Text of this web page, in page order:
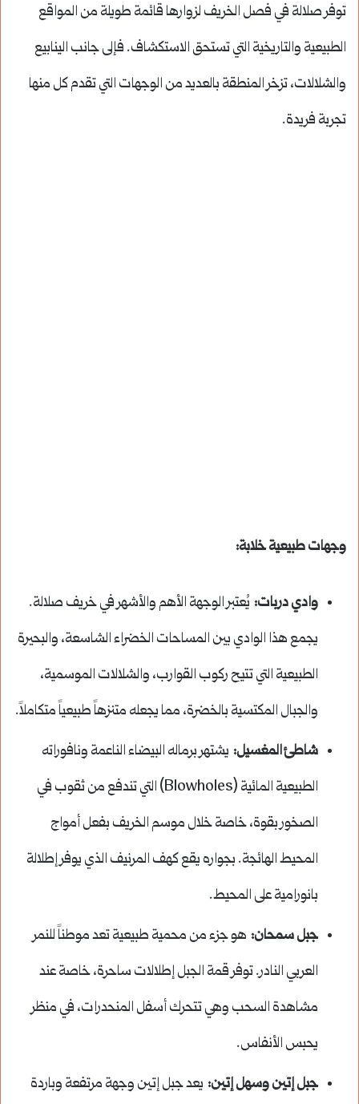
توفر صلالة في فصل الخريف لزوارها قائمة طويلة من المواقع
الطبيعية والتاريخية التي تستحق الاستكشاف. فإلى جانب الينابيع
والشلالات، تزخر المنطقة بالعديد من الوجهات التي تقدم كل منها
تجربة فريدة.
وجهات طبيعية خلابة:
وادي دربات: يُعتبر الوجهة الأهم والأشهر في خريف صلالة.
يجمع هذا الوادي بين المساحات الخضراء الشاسعة، والبحيرة
الطبيعية التي تتيح ركوب القوارب، والشلالات الموسمية،
والجبال المكتسية بالخضرة، مما يجعله متنزهاً طبيعياً متكاملاً.
شاطئ المغسيل: يشتهر برماله البيضاء الناعمة ونافوراته
الطبيعية المائية (Blowholes) التي تندفع من ثقوب في
الصخور بقوة، خاصة خلال موسم الخريف بفعل أمواج
المحيط الهائجة. بجواره يقع كهف المرنيف الذي يوفر إطلالة
بانورامية على المحيط.
جبل سمحان: هو جزء من محمية طبيعية تعد موطناً للنمر
العربي النادر. توفر قمة الجبل إطلالات ساحرة، خاصة عند
مشاهدة السحب وهي تتحرك أسفل المنحدرات، في منظر
يحبس الأنفاس.
جبل إتين وسهل إتين: يعد جبل إتين وجهة مرتفعة وباردة